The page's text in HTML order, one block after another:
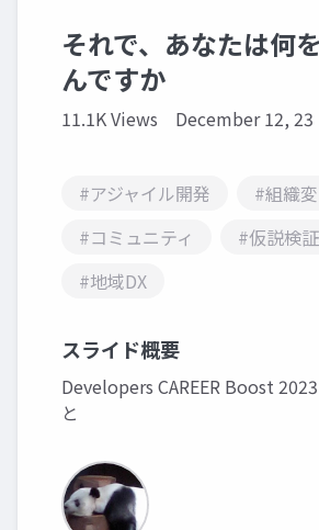
それで、あなたは何
んですか
11.1K Views December 12, 23
#アジャイル開発
#組織
#コミュニティ
#仮説検証
#地域DX
スライド概要
Developers CAREER Boost
と